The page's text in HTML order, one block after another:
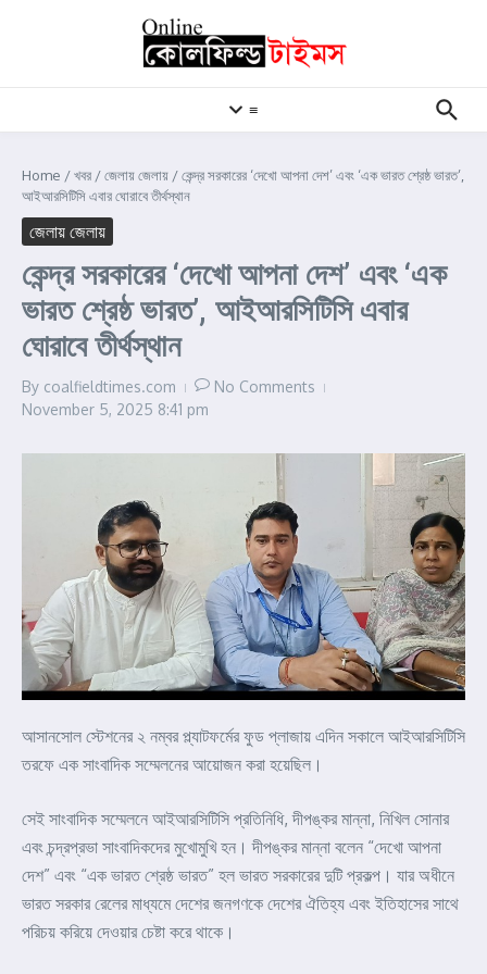
≡
Home /খবর /জেলায় জেলায় /কেন্দ্র সরকারের ‘দেখো আপনা দেশ’ এবং ‘এক ভারত শ্রেষ্ঠ ভারত’,
আইআরসিটিসি এবার ঘোরাবে তীর্থস্থান
জেলায় জেলায়
কেন্দ্র সরকারের ‘দেখো আপনা দেশ’ এবং ‘এক
ভারত শ্রেষ্ঠ ভারত’, আইআরসিটিসি এবার
ঘোরাবে তীর্থস্থান
By coalfieldtimes.com
No Comments
November 5, 2025 8:41 pm
আসানসোল স্টেশনের ২ নম্বর প্ল্যাটফর্মের ফুড প্লাজায় এদিন সকালে আইআরসিটিসি
তরফে এক সাংবাদিক সম্মেলনের আয়োজন করা হয়েছিল।
সেই সাংবাদিক সম্মেলনে আইআরসিটিসি প্রতিনিধি, দীপঙ্কর মান্না, নিখিল সোনার
এবং চন্দ্রপ্রভা সাংবাদিকদের মুখোমুখি হন। দীপঙ্কর মান্না বলেন “দেখো আপনা
দেশ” এবং “এক ভারত শ্রেষ্ঠ ভারত” হল ভারত সরকারের দুটি প্রকল্প। যার অধীনে
ভারত সরকার রেলের মাধ্যমে দেশের জনগণকে দেশের ঐতিহ্য এবং ইতিহাসের সাথে
পরিচয় করিয়ে দেওয়ার চেষ্টা করে থাকে।